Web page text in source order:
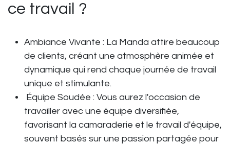
ce travail ?
Ambiance Vivante : La Manda attire beaucoup
de clients, créant une atmosphère animée et
dynamique qui rend chaque journée de travail
unique et stimulante.
Équipe Soudée : Vous aurez l'occasion de
travailler avec une équipe diversifiée,
favorisant la camaraderie et le travail d'équipe,
souvent basés sur une passion partagée pour